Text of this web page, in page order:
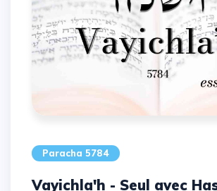
Paracha 5784
Vayichla'h - Seul avec